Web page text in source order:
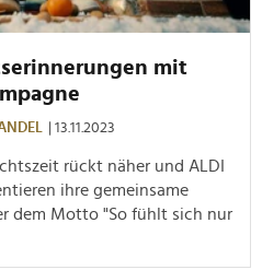
mit
| 13.11.2023
rückt näher und ALDI
ihre gemeinsame
dem Motto "So fühlt sich nur